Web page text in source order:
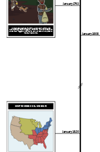
COMPROMESSO DEL MISSOURI
Il Congresso degli Stati Uniti ha approvato il primo atto
federale sugli schiavi fuggitivi, rendendo un crimine ospitare
uno schiavo fuggito o interferire con l'arresto di una persona
ridotta in schiavitù.
January 1793
January 1808
January 1820